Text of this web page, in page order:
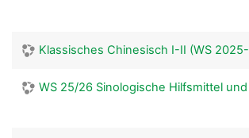
Klassisches Chinesisch I-II (WS
WS 25/26 Sinologische Hilfsmittel